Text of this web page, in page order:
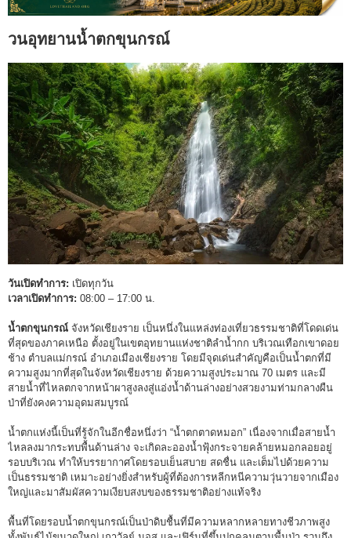
วนอุทยานน้ำตกขุนกรณ์
วันเปิดทำการ: เปิดทุกวัน
เวลาเปิดทำการ: 08:00 – 17:00 น.
น้ำตกขุนกรณ์ จังหวัดเชียงราย เป็นหนึ่งในแหล่งท่องเที่ยวธรรมชาติที่โดดเด่น
ที่สุดของภาคเหนือ ตั้งอยู่ในเขตอุทยานแห่งชาติลำน้ำกก บริเวณเทือกเขาดอย
ช้าง ตำบลแม่กรณ์ อำเภอเมืองเชียงราย โดยมีจุดเด่นสำคัญคือเป็นน้ำตกที่มี
ความสูงมากที่สุดในจังหวัดเชียงราย ด้วยความสูงประมาณ 70 เมตร และมี
สายน้ำที่ไหลตกจากหน้าผาสูงลงสู่แอ่งน้ำด้านล่างอย่างสวยงามท่ามกลางผืน
ป่าที่ยังคงความอุดมสมบูรณ์
น้ำตกแห่งนี้เป็นที่รู้จักในอีกชื่อหนึ่งว่า “น้ำตกตาดหมอก” เนื่องจากเมื่อสายน้ำ
ไหลลงมากระทบพื้นด้านล่าง จะเกิดละอองน้ำฟุ้งกระจายคล้ายหมอกลอยอยู่
รอบบริเวณ ทำให้บรรยากาศโดยรอบเย็นสบาย สดชื่น และเต็มไปด้วยความ
เป็นธรรมชาติ เหมาะอย่างยิ่งสำหรับผู้ที่ต้องการหลีกหนีความวุ่นวายจากเมือง
ใหญ่และมาสัมผัสความเงียบสงบของธรรมชาติอย่างแท้จริง
พื้นที่โดยรอบน้ำตกขุนกรณ์เป็นป่าดิบชื้นที่มีความหลากหลายทางชีวภาพสูง